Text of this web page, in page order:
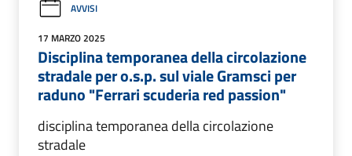
AVVISI
17 MARZO 2025
Disciplina temporanea della circolazione
stradale per o.s.p. sul viale Gramsci per
raduno "Ferrari scuderia red passion"
disciplina temporanea della circolazione
stradale